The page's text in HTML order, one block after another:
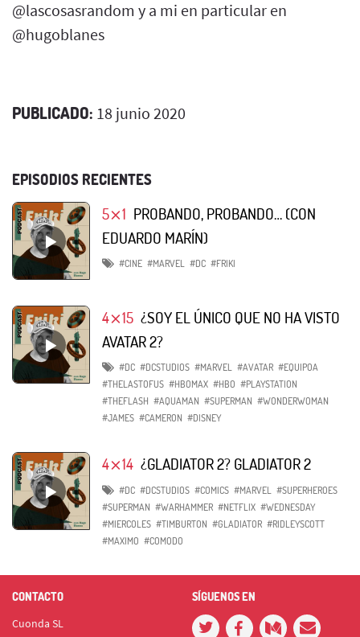
@lascosasrandom y a mi en particular en
@hugoblanes
PUBLICADO: 18 junio 2020
EPISODIOS RECIENTES
5⨯1 PROBANDO, PROBANDO… (CON
EDUARDO MARÍN)
#CINE #MARVEL #DC #FRIKI
4⨯15 ¿SOY EL ÚNICO QUE NO HA VISTO
AVATAR 2?
#DC #DCSTUDIOS #MARVEL #AVATAR #EQUIPOA
#THELASTOFUS #HBOMAX #HBO #PLAYSTATION
#THEFLASH #AQUAMAN #SUPERMAN #WONDERWOMAN
#JAMES #CAMERON #DISNEY
4⨯14 ¿GLADIATOR 2? GLADIATOR 2
#DC #DCSTUDIOS #COMICS #MARVEL #SUPERHEROES
#SUPERMAN #WARHAMMER #NETFLIX #WEDNESDAY
#MIERCOLES #TIMBURTON #GLADIATOR #RIDLEYSCOTT
#MAXIMO #COMODO
CONTACTO
Cuonda SL
SÍGUENOS EN